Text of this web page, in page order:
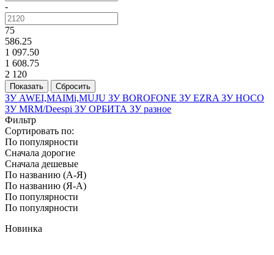
-
75
586.25
1 097.50
1 608.75
2 120
ЗУ AWEI,MAIMi,MUJU ЗУ BOROFONE ЗУ EZRA ЗУ HOCO
ЗУ MRM/Deespi ЗУ ОРБИТА ЗУ разное
Фильтр
Сортировать по:
По популярности
Сначала дорогие
Сначала дешевые
По названию (А-Я)
По названию (Я-А)
По популярности
По популярности
Новинка